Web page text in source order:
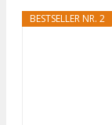
BESTSELLER NR. 2